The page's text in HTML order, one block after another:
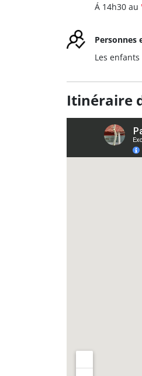
Á 14h30 au
Personnes
Les enfants
Itinéraire